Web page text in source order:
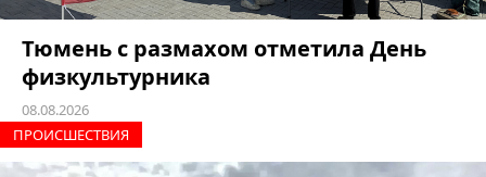
Тюмень с размахом отметила День
физкультурника
08.08.2026
ПРОИCШЕСТВИЯ